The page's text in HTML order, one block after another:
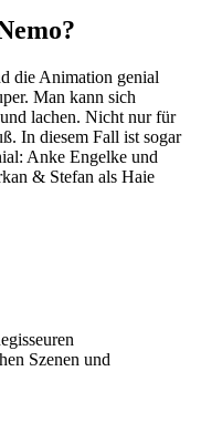
die Animation genial
Man kann sich
lachen. Nicht nur für
In diesem Fall ist sogar
Anke Engelke und
& Stefan als Haie
Szenen und